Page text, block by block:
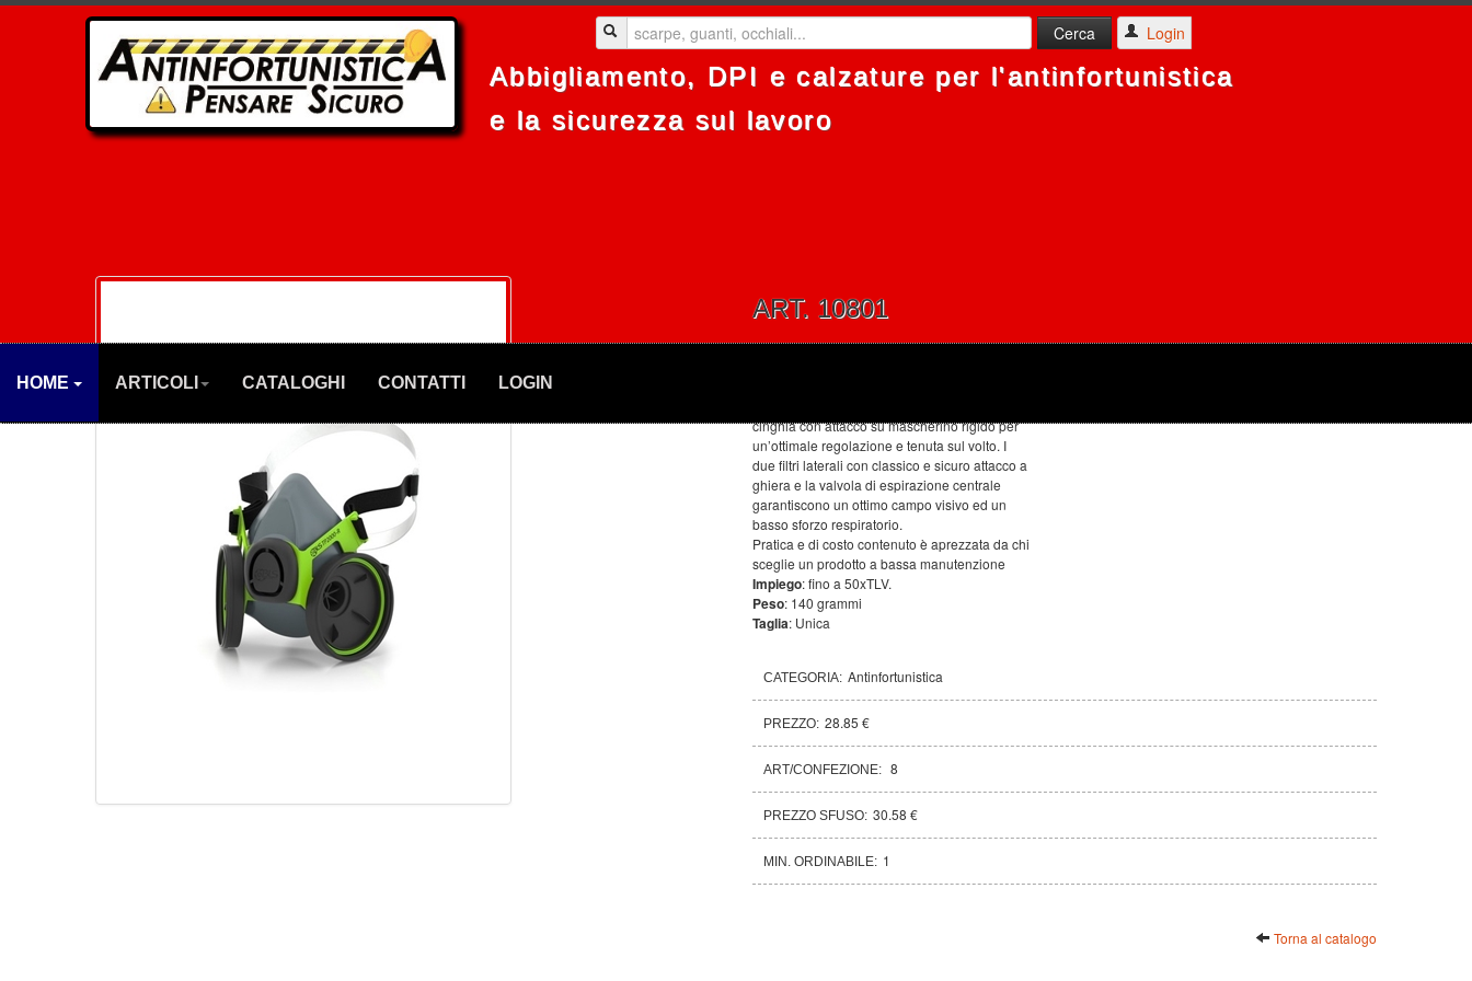
Login
HOME ARTICOLI CATALOGHI CONTATTI LOGIN
Abbigliamento, DPI e calzature per l'antinfortunistica
e la sicurezza sul lavoro
ART. 10801
cinghia con attacco su mascherino rigido per
un’ottimale regolazione e tenuta sul volto. I
due filtri laterali con classico e sicuro attacco a
ghiera e la valvola di espirazione centrale
garantiscono un ottimo campo visivo ed un
basso sforzo respiratorio.
Pratica e di costo contenuto è aprezzata da chi
sceglie un prodotto a bassa manutenzione
Impiego: fino a 50xTLV.
Peso: 140 grammi
Taglia: Unica
CATEGORIA: Antinfortunistica
PREZZO: 28.85 €
ART/CONFEZIONE: 8
PREZZO SFUSO: 30.58 €
MIN. ORDINABILE: 1
Torna al catalogo